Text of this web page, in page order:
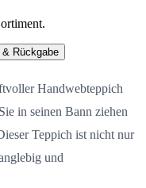
& Rückgabe
Handwebteppich
in seinen Bann ziehen
Teppich ist nicht nur
und